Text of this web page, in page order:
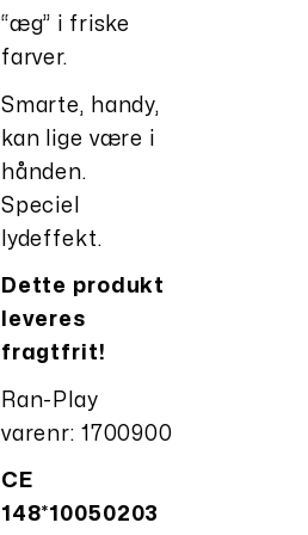
“æg” i friske
farver.
Smarte, handy,
kan lige være i
hånden.
Speciel
lydeffekt.
Dette produkt
leveres
fragtfrit!
Ran-Play
varenr: 1700900
CE
148*10050203